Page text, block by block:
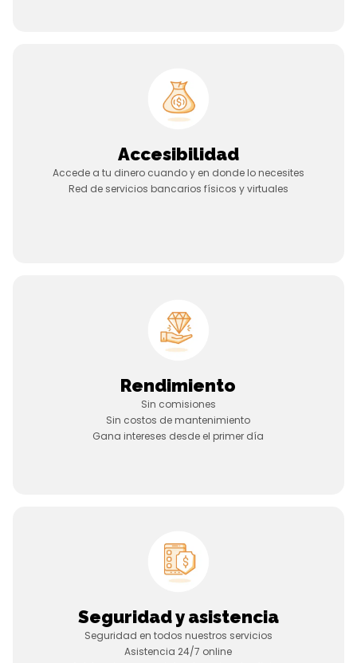
Accesibilidad
Accede a tu dinero cuando y en donde lo necesites
Red de servicios bancarios físicos y virtuales
Rendimiento
Sin comisiones
Sin costos de mantenimiento
Gana intereses desde el primer día
Seguridad y asistencia
Seguridad en todos nuestros servicios
Asistencia 24/7 online